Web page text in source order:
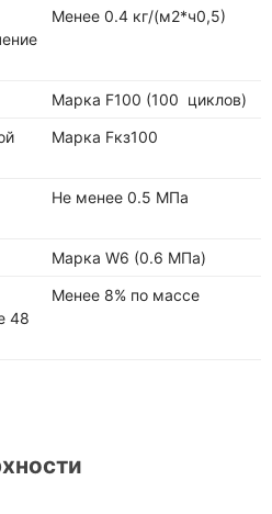
Менее 0.4 кг/(м2*ч0,5)
Марка F100 (100 циклов)
Марка Fкз100
Не менее 0.5 МПа
Марка W6 (0.6 МПа)
48
Менее 8% по массе